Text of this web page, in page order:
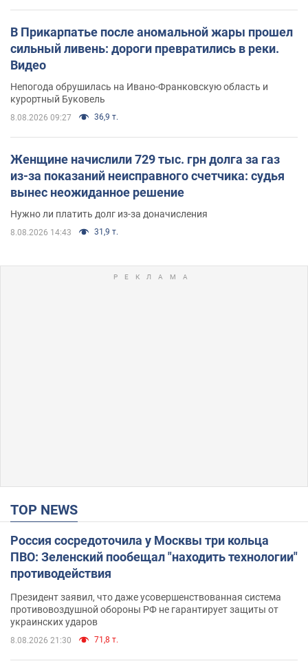
В Прикарпатье после аномальной жары прошел
сильный ливень: дороги превратились в реки.
Видео
Непогода обрушилась на Ивано-Франковскую область и
курортный Буковель
8.08.2026 09:27 36,9 т.
Женщине начислили 729 тыс. грн долга за газ
из-за показаний неисправного счетчика: судья
вынес неожиданное решение
Нужно ли платить долг из-за доначисления
8.08.2026 14:43 31,9 т.
TOP NEWS
Россия сосредоточила у Москвы три кольца
ПВО: Зеленский пообещал "находить технологии"
противодействия
Президент заявил, что даже усовершенствованная система
противовоздушной обороны РФ не гарантирует защиты от
украинских ударов
8.08.2026 21:30 71,8 т.